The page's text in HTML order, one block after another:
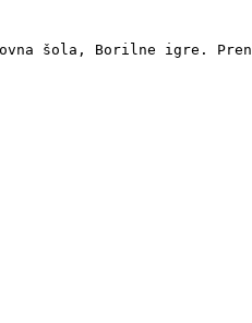
šola, Borilne igre.